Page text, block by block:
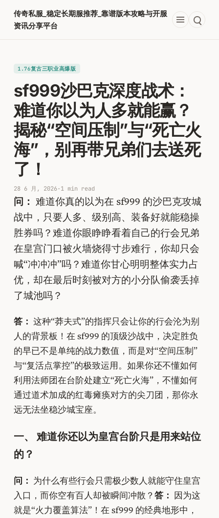
内
传奇私服_稳定长期服推荐_靠谱版本攻略与开服
资讯分享平台
1.76复古三职业高爆版
sf999沙巴克深度战术：
难道你以为人多就能赢？
揭秘“空间压制”与“死亡火
海”，别再带兄弟们去送死
了！
28 6 月, 2026·1 min read
问： 难道你真的以为在 sf999 的沙巴克攻城
战中，只要人多、级别高、装备好就能稳操
胜券吗？难道你眼睁睁看着自己的行会兄弟
在皇宫门口被火墙烧得寸步难行，你却只会
喊“冲冲冲”吗？难道你甘心明明整体实力占
优，却在最后时刻被对方的小分队偷袭丢掉
了城池吗？
答： 这种“莽夫式”的指挥只会让你的行会沦为别
人的背景板！在 sf999 的顶级沙战中，决定胜负
的早已不是单纯的战力数值，而是对“空间压制”
与“复活点掌控”的极致运用。如果你还不懂如何
利用法师团在台阶处建立“死亡火海”，不懂如何
通过道术加成的红毒瘫痪对方的尖刀团，那你永
远无法坐稳沙城宝座。
一、 难道你还以为皇宫台阶只是用来站位
的？
问： 为什么有些行会只需极少数人就能守住皇宫
入口，而你空有百人却被瞬间冲散？ 答： 因为这
就是“火力覆盖算法”！在 sf999 的经典地形中，